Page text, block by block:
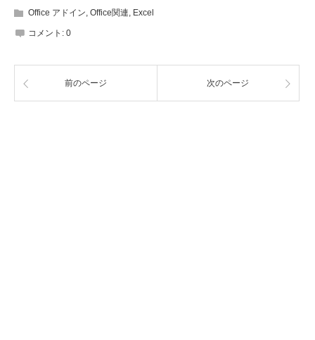
Office アドイン, Office関連, Excel
コメント: 0
前のページ 次のページ